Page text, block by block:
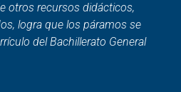
otros recursos didácticos,
logra que los páramos se
del Bachillerato General